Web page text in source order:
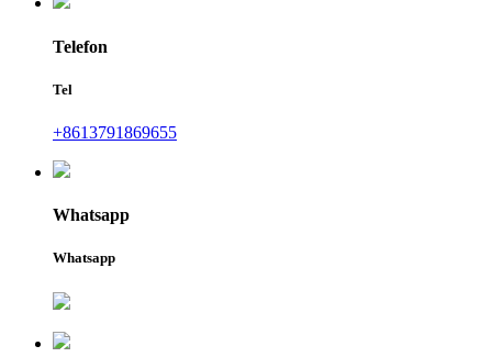
Telefon
Tel
+8613791869655
Whatsapp
Whatsapp